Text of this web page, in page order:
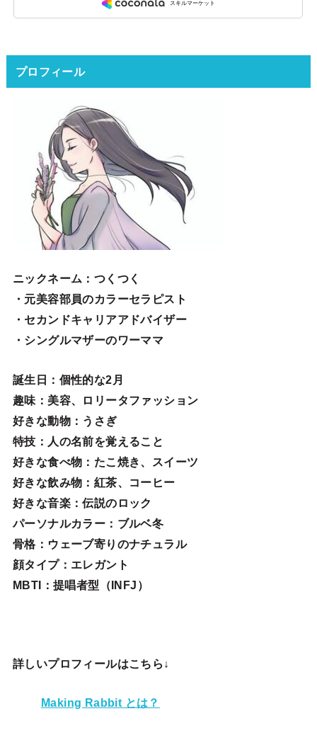
プロフィール
ニックネーム ：つくつく
・元美容部員のカラーセラピスト
・セカンドキャリアアドバイザー
・シングルマザーのワーママ
誕生日 ：個性的な2月
趣味 ：美容、ロリータファッション
好きな動物：うさぎ
特技 ：人の名前を覚えること
好きな食べ物 ：たこ焼き、スイーツ
好きな飲み物：紅茶、コーヒー
好きな音楽：伝説のロック
パーソナルカラー：ブルベ冬
骨格：ウェーブ寄りのナチュラル
顔タイプ：エレガン ト
MBTI：提唱者型（INFJ）
詳しいプロフィールはこちら↓
Making Rabbit とは？